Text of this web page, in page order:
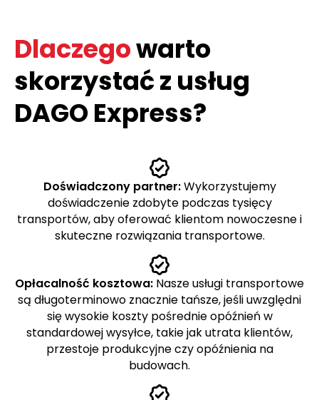
Dlaczegowarto
skorzystać z usług
DAGO Express?
Doświadczony partner:Wykorzystujemy
doświadczenie zdobyte podczas tysięcy
transportów, aby oferować klientom nowoczesne i
skuteczne rozwiązania transportowe.
Opłacalność kosztowa: Nasze usługi transportowe
są długoterminowo znacznie tańsze, jeśli uwzględni
się wysokie koszty pośrednie opóźnień w
standardowej wysyłce, takie jak utrata klientów,
przestoje produkcyjne czy opóźnienia na
budowach.